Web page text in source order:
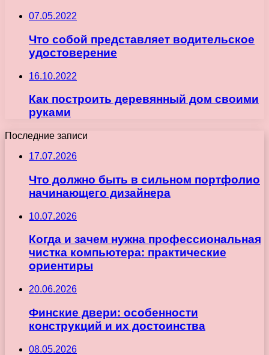
07.05.2022
Что собой представляет водительское
удостоверение
16.10.2022
Как построить деревянный дом своими
руками
Последние записи
17.07.2026
Что должно быть в сильном портфолио
начинающего дизайнера
10.07.2026
Когда и зачем нужна профессиональная
чистка компьютера: практические
ориентиры
20.06.2026
Финские двери: особенности
конструкций и их достоинства
08.05.2026